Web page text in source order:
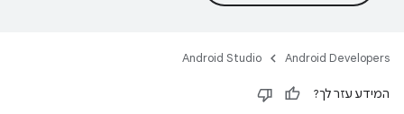
Android Developers
Android Studio
המידע עזר לך?